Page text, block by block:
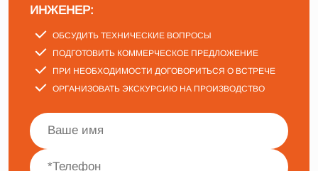
ИНЖЕНЕР:
ОБСУДИТЬ ТЕХНИЧЕСКИЕ ВОПРОСЫ
ПОДГОТОВИТЬ КОММЕРЧЕСКОЕ ПРЕДЛОЖЕНИЕ
ПРИ НЕОБХОДИМОСТИ ДОГОВОРИТЬСЯ О ВСТРЕЧЕ
ОРГАНИЗОВАТЬ ЭКСКУРСИЮ НА ПРОИЗВОДСТВО